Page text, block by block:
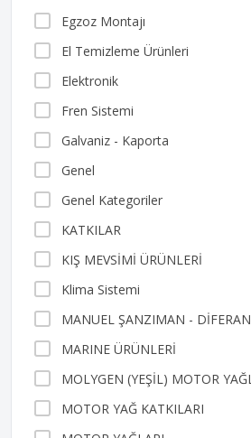
Egzoz Montajı
El Temizleme Ürünleri
Elektronik
Fren Sistemi
Galvaniz - Kaporta
Genel
Genel Kategoriler
KATKILAR
KIŞ MEVSİMİ ÜRÜNLERİ
Klima Sistemi
MANUEL ŞANZIMAN -
MARINE ÜRÜNLERİ
MOLYGEN (YEŞİL) MOTOR
MOTOR YAĞ KATKILARI